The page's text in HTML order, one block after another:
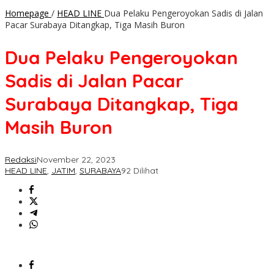
Homepage / HEAD LINE Dua Pelaku Pengeroyokan Sadis di Jalan
Pacar Surabaya Ditangkap, Tiga Masih Buron
Dua Pelaku Pengeroyokan
Sadis di Jalan Pacar
Surabaya Ditangkap, Tiga
Masih Buron
RedaksiNovember 22, 2023
HEAD LINE, JATIM, SURABAYA92 Dilihat